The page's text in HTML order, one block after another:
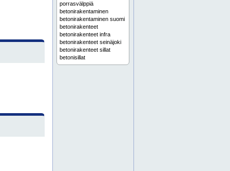
porrasvälppiä
betonirakentaminen
betonirakentaminen suomi
betonirakenteet
betonirakenteet infra
betonirakenteet seinäjoki
betonirakenteet sillat
betonisillat
betonityöt